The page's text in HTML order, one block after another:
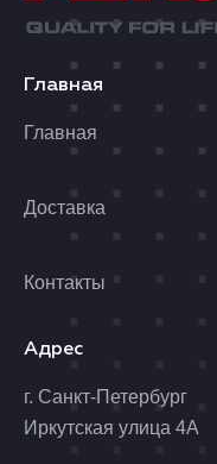
Главная
Главная
Доставка
Контакты
Адрес
г. Санкт-Петербург
Иркутская улица 4А